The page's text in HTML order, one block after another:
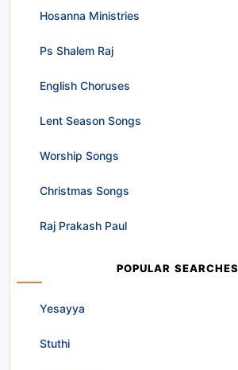
Hosanna Ministries
Ps Shalem Raj
English Choruses
Lent Season Songs
Worship Songs
Christmas Songs
Raj Prakash Paul
POPULAR SEARCHES
Yesayya
Stuthi